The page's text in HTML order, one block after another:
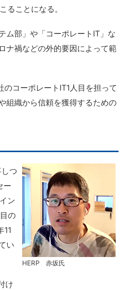
ることになる。
ム部」や「コーポレートIT」な
ナ禍などの外的要因によって範
コーポレートIT1人目を担って
組織から信頼を獲得するための
HERP 赤坂氏
つ
ー
ン
の
11
い
け